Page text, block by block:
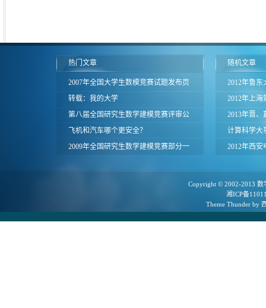
热门文章
2007年全国大学生数模竞赛试题发布页
面
转载：我的大学
第八届全国研究生数学建模竞赛评审公
告
飞机和汽车哪个更安全？
2009年全国研究生数学建模竞赛部分一
随机文章
2012年鲁
2012年上
试题
2013年晋
数学建模竞
次)
计算科学大
2012年西
Copyright © 2002-2013 数
湘ICP备
Theme Thunderby